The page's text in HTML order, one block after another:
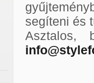
segíteni és
Asztalos,